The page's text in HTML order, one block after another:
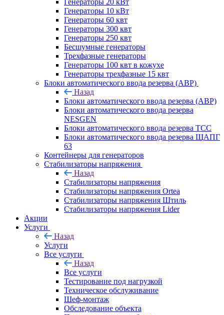
Генераторы 20 кВт
Генераторы 10 кВт
Генераторы 60 квт
Генераторы 300 квт
Генераторы 250 квт
Бесшумные генераторы
Трехфазные генераторы
Генераторы 100 квт в кожухе
Генераторы трехфазные 15 квт
Блоки автоматического ввода резерва (АВР)
Назад
Блоки автоматического ввода резерва (АВР)
Блоки автоматического ввода резерва
NESGEN
Блоки автоматического ввода резерва ТСС
Блоки автоматического ввода резерва ЩАПГ
63
Контейнеры для генераторов
Стабилизаторы напряжения
Назад
Стабилизаторы напряжения
Стабилизаторы напряжения Ortea
Стабилизаторы напряжения Штиль
Стабилизаторы напряжения Lider
Акции
Услуги
Назад
Услуги
Все услуги
Назад
Все услуги
Тестирование под нагрузкой
Техническое обслуживание
Шеф-монтаж
Обследование объекта